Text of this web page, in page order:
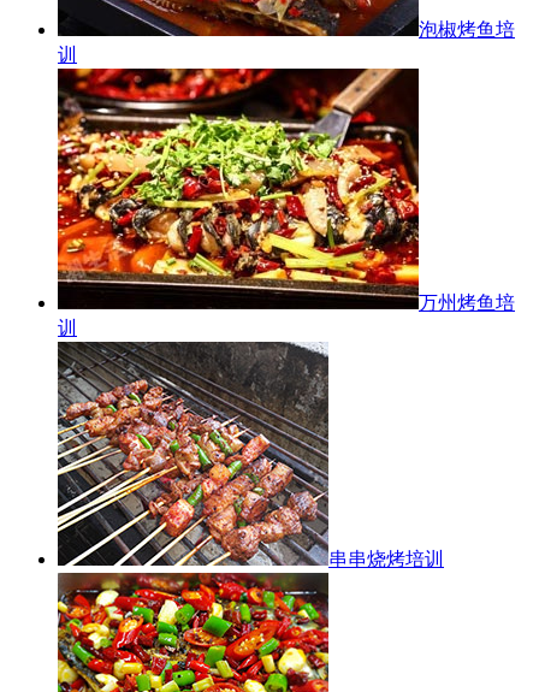
泡椒烤鱼培
训
万州烤鱼培
训
串串烧烤培训